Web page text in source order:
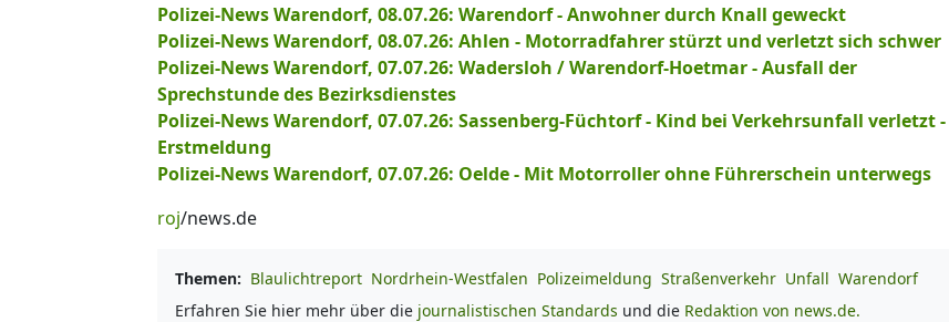
Polizei-News Warendorf, 08.07.26: Warendorf - Anwohner durch Knall geweckt
Polizei-News Warendorf, 08.07.26: Ahlen - Motorradfahrer stürzt und verletzt sich schwer
Polizei-News Warendorf, 07.07.26: Wadersloh / Warendorf-Hoetmar - Ausfall der
Sprechstunde des Bezirksdienstes
Polizei-News Warendorf, 07.07.26: Sassenberg-Füchtorf - Kind bei Verkehrsunfall verletzt -
Erstmeldung
Polizei-News Warendorf, 07.07.26: Oelde - Mit Motorroller ohne Führerschein unterwegs
roj/news.de
Themen: Blaulichtreport Nordrhein-Westfalen Polizeimeldung Straßenverkehr Unfall Warendorf
Erfahren Sie hier mehr über die journalistischen Standards und die Redaktion von news.de.